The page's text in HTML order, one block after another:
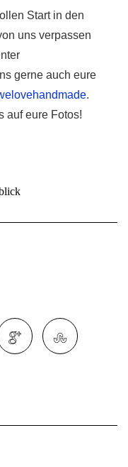
Start in den
uns verpassen
gerne auch eure
.
auf eure Fotos!